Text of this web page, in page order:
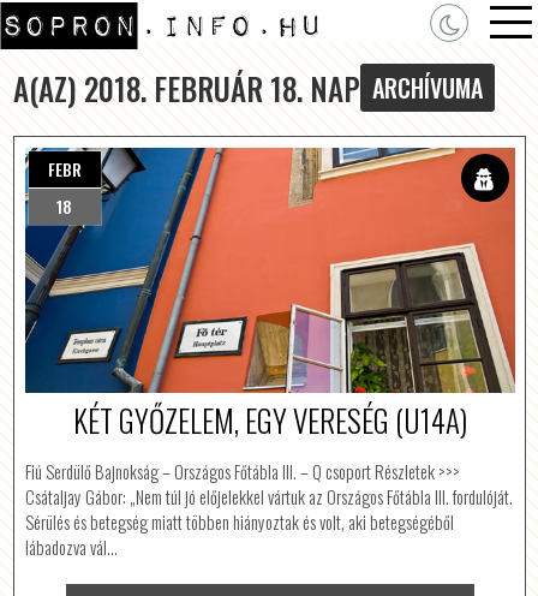
A(AZ) 2018. FEBRUÁR 18. NAP ARCHÍVUMA
FEBR
18
KÉT GYŐZELEM, EGY VERESÉG (U14A)
Fiú Serdülő Bajnokság – Országos Főtábla III. – Q csoport Részletek >>>
Csátaljay Gábor: „Nem túl jó előjelekkel vártuk az Országos Főtábla III. fordulóját.
Sérülés és betegség miatt többen hiányoztak és volt, aki betegségéből
lábadozva vál…